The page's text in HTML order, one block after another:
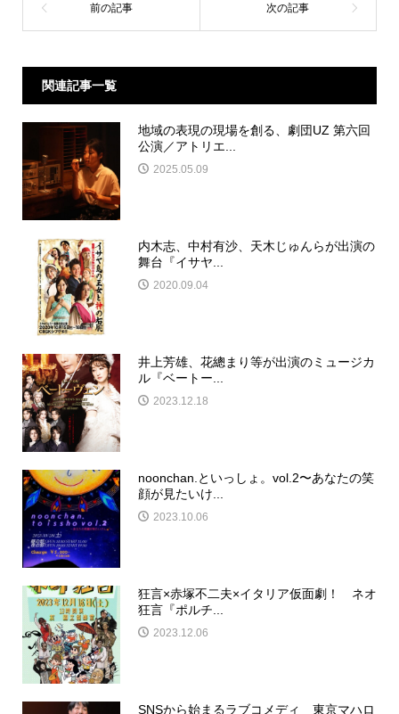
関連記事一覧
地域の表現の現場を創る、劇団UZ 第六回
公演／アトリエ...
2025.05.09
内木志、中村有沙、天木じゅんらが出演の
舞台『イサヤ...
2020.09.04
井上芳雄、花總まり等が出演のミュージカ
ル『ベートー...
2023.12.18
noonchan.といっしょ。vol.2〜あなたの笑
顔が見たいけ...
2023.10.06
狂言×赤塚不二夫×イタリア仮面劇！ ネオ
狂言『ポルチ...
2023.12.06
SNSから始まるラブコメディ 東京マハロ